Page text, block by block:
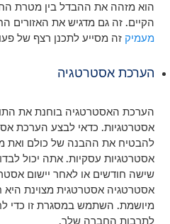
הוא מזהה את ההבדל בין מטרת
הקיים. זה גם מדגיש את האזורים
מעמיק זה מסייע לתכנן רצף של
הערכת אסטרטגיה
הערכת האסטרטגיה בוחנת את
אסטרטגיות. כדאי לבצע הערכת
להבטיח את ההבנה של כולם ואת
אסטרטגיות עסקיות. אתה יכול
שישה חודשים או לאחר יישום
אסטרטגיה אסטרטגית מצוינת
מיושמת. השתמש במסגרת זו כדי